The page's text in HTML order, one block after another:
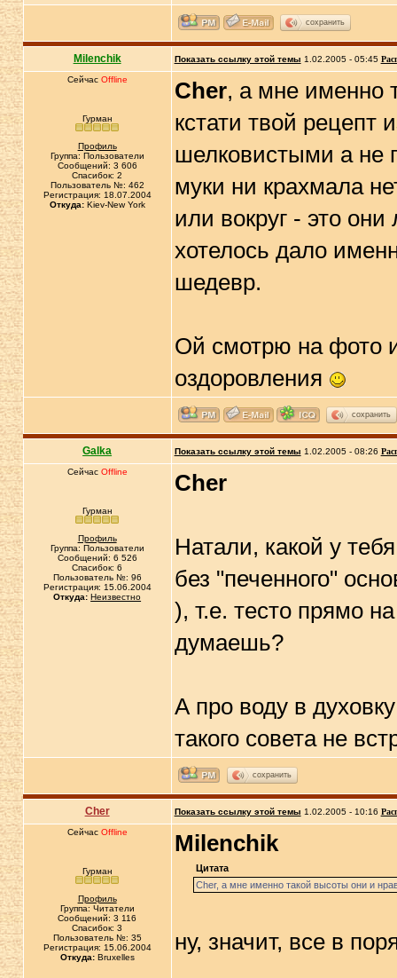
сохранить
Milenchik Показать ссылку этой темы 1.02.2005 - 05:45
Сейчас Offline
Гурман
Профиль
Группа: Пользователи
Сообщений: 3 606
Спасибок: 2
Пользователь №: 462
Регистрация: 18.07.2004
Откуда:Kiev-New York
Cher, а мне именно
кстати твой рецепт
шелковистыми а не
муки ни крахмала
или вокруг - это
хотелось дало
шедевр.
Ой смотрю на фото
оздоровления
сохранить
Galka Показать ссылку этой темы 1.02.2005 - 08:26
Сейчас Offline
Гурман
Профиль
Группа: Пользователи
Сообщений: 6 526
Спасибок: 6
Пользователь №: 96
Регистрация: 15.06.2004
Откуда: Неизвестно
Cher
Натали, какой у
без "печенного"
), т.е. тесто прямо
думаешь?
А про воду в
такого совета не
сохранить
Cher Показать ссылку этой темы 1.02.2005 - 10:16
Сейчас Offline
Гурман
Профиль
Группа: Читатели
Сообщений: 3 116
Спасибок: 3
Пользователь №: 35
Регистрация: 15.06.2004
Откуда:Bruxelles
Milenchik
Цитата
Cher, а мне именно такой высоты они и
ну, значит, все в